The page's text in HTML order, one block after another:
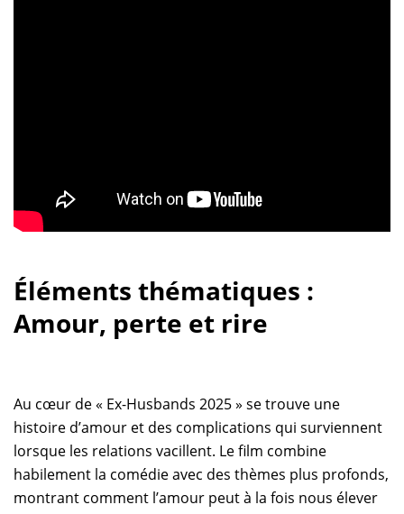
Éléments thématiques :
Amour, perte et rire
Au cœur de « Ex-Husbands 2025 » se trouve une
histoire d’amour et des complications qui surviennent
lorsque les relations vacillent. Le film combine
habilement la comédie avec des thèmes plus profonds,
montrant comment l’amour peut à la fois nous élever